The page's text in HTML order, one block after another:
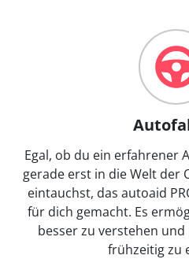
Egal, ob du ein erfahrener
gerade erst in die Welt der
eintauchst, das autoaid
für dich gemacht. Es
besser zu verstehen
frühzeitig zu